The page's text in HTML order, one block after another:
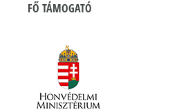
FŐ TÁMOGATÓ